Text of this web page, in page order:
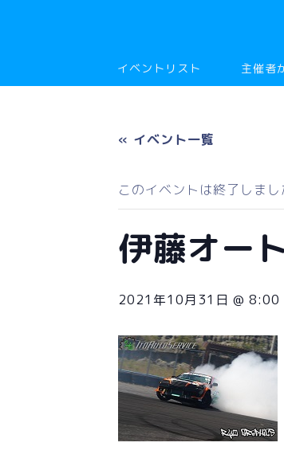
イベントリスト 主催者
« イベント一覧
このイベントは終了しまし
伊藤オー
2021年10月31日 @ 8:00